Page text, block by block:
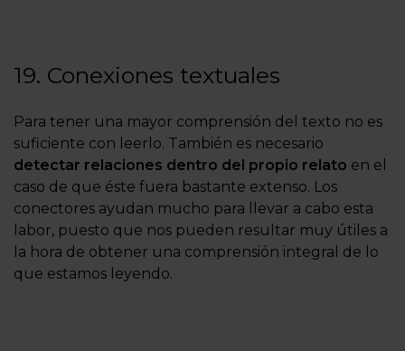
19. Conexiones textuales
Para tener una mayor comprensión del texto no es
suficiente con leerlo. También es necesario
detectar relaciones dentro del propio relato en el
caso de que éste fuera bastante extenso. Los
conectores ayudan mucho para llevar a cabo esta
labor, puesto que nos pueden resultar muy útiles a
la hora de obtener una comprensión integral de lo
que estamos leyendo.